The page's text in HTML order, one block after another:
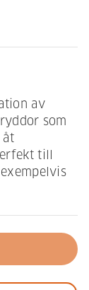
av
som
åt
till